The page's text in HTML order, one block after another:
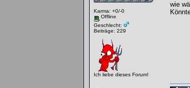
Karma: +0/-0
Offline
Geschlecht:
Beiträge: 229
Ich liebe dieses Forum!
wie